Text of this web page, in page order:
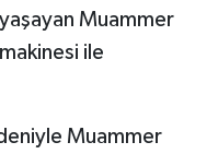
Muammer
ile
Muammer